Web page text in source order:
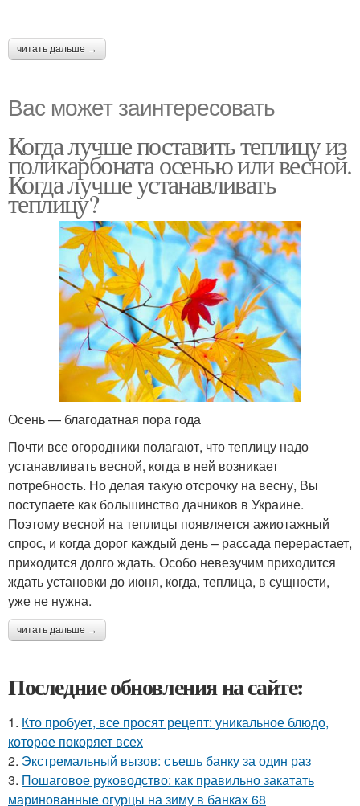
читать дальше →
Вас может заинтересовать
Когда лучше поставить теплицу из
поликарбоната осенью или весной.
Когда лучше устанавливать
теплицу?
Осень — благодатная пора года
Почти все огородники полагают, что теплицу надо
устанавливать весной, когда в ней возникает
потребность. Но делая такую отсрочку на весну, Вы
поступаете как большинство дачников в Украине.
Поэтому весной на теплицы появляется ажиотажный
спрос, и когда дорог каждый день – рассада перерастает,
приходится долго ждать. Особо невезучим приходится
ждать установки до июня, когда, теплица, в сущности,
уже не нужна.
читать дальше →
Последние обновления на сайте:
1. Кто пробует, все просят рецепт: уникальное блюдо,
которое покоряет всех
2. Экстремальный вызов: съешь банку за один раз
3. Пошаговое руководство: как правильно закатать
маринованные огурцы на зиму в банках 68